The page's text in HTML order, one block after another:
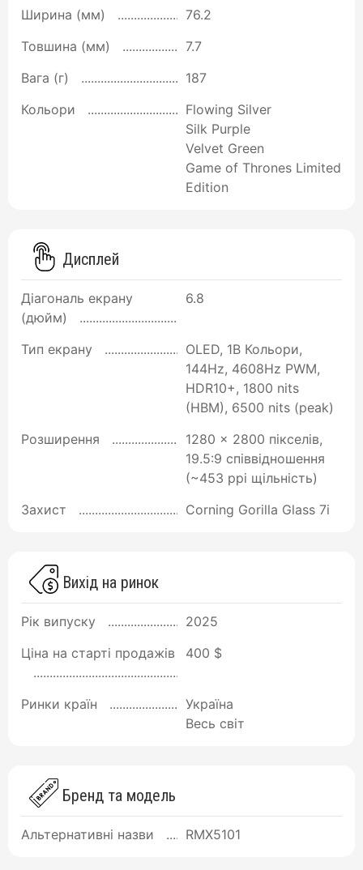
Ширина (мм)
76.2
Товшина (мм)
7.7
Вага (г)
187
Кольори
Flowing Silver
Silk Purple
Velvet Green
Game of Thrones Limited
Edition
Дисплей
Діагональ екрану
(дюйм)
6.8
Тип екрану
OLED, 1B Кольори,
144Hz, 4608Hz PWM,
HDR10+, 1800 nits
(HBM), 6500 nits (peak)
Розширення
1280 x 2800 пікселів,
19.5:9 співвідношення
(~453 ppi щільність)
Захист
Corning Gorilla Glass 7i
Вихід на ринок
Рік випуску
2025
Ціна на старті продажів
400 $
Ринки країн
Україна
Весь світ
Бренд та модель
Альтернативні назви RMX5101